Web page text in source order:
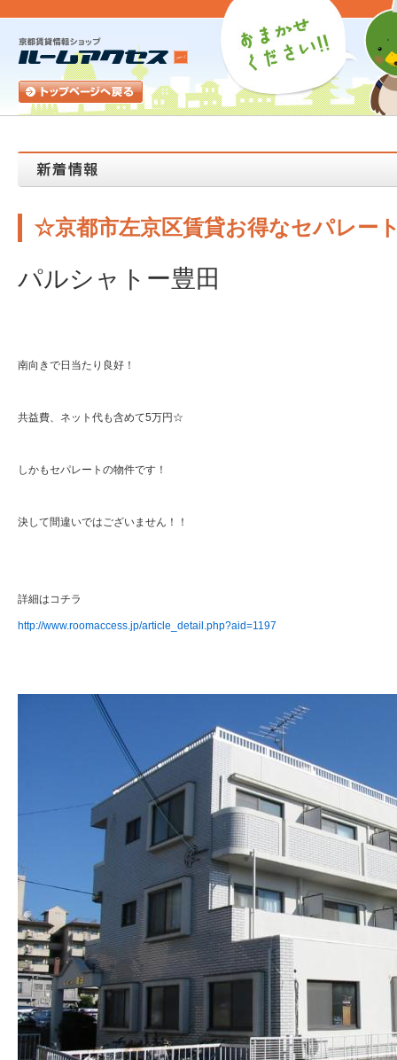
☆京都市左京区賃貸お得なセパレー
パルシャトー豊田
南向きで日当たり良好！
共益費、ネット代も含めて5万円☆
しかもセパレートの物件です！
決して間違いではございません！！
詳細はコチラ
http://www.roomaccess.jp/article_detail.php?aid=1197